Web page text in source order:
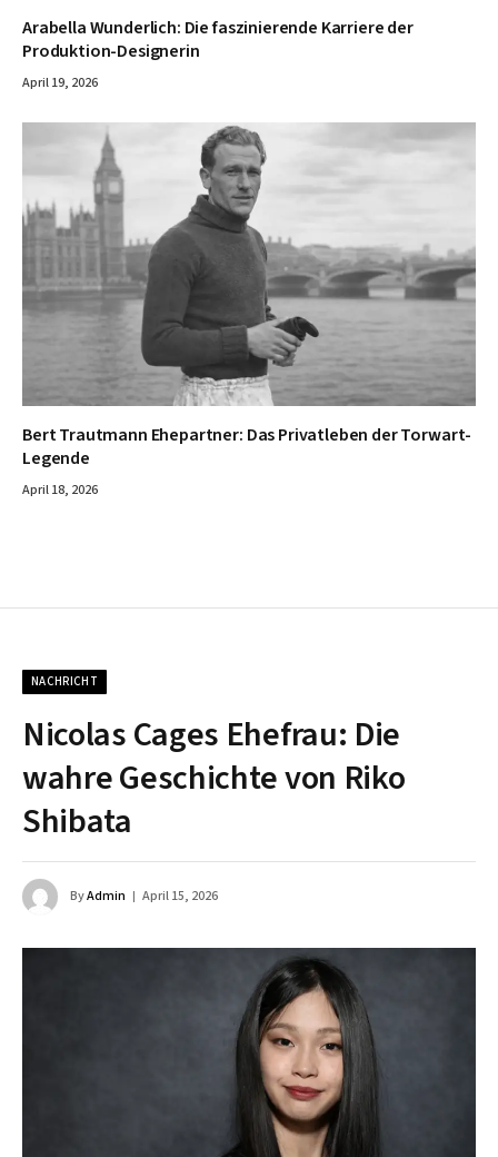
Arabella Wunderlich: Die faszinierende Karriere der
Produktion-Designerin
April 19, 2026
Bert Trautmann Ehepartner: Das Privatleben der Torwart-
Legende
April 18, 2026
NACHRICHT
Nicolas Cages Ehefrau: Die
wahre Geschichte von Riko
Shibata
ByAdmin April 15, 2026